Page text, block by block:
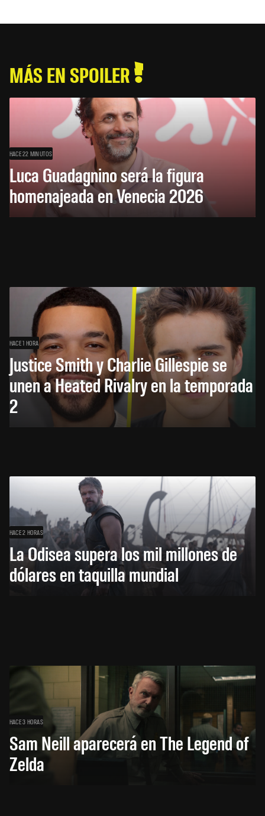
MÁS EN SPOILER
HACE 22 MINUTOS
Luca Guadagnino será la figura
homenajeada en Venecia 2026
HACE 1 HORA
Justice Smith y Charlie Gillespie se
unen a Heated Rivalry en la temporada
2
HACE 2 HORAS
La Odisea supera los mil millones de
dólares en taquilla mundial
HACE 3 HORAS
Sam Neill aparecerá en The Legend of
Zelda